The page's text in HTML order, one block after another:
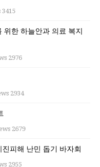
위한 하늘안과 의료 복지
2976
2934
2679
피해 난민 돕기 바자회
2955